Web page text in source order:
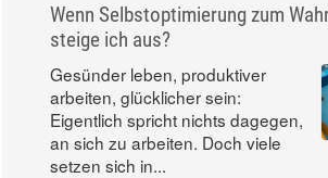
Wenn Selbstoptimierung zum
steige ich aus?
Gesünder leben, produktiver
arbeiten, glücklicher sein:
Eigentlich spricht nichts dagegen,
an sich zu arbeiten. Doch viele
setzen sich in...